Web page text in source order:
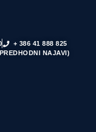
+ 386 41 888 825
NAJAVI)